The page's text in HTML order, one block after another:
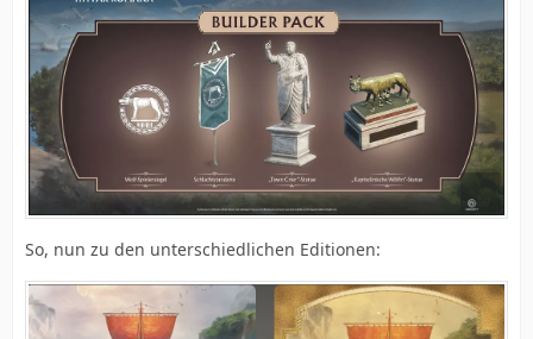
So, nun zu den unterschiedlichen Editionen: